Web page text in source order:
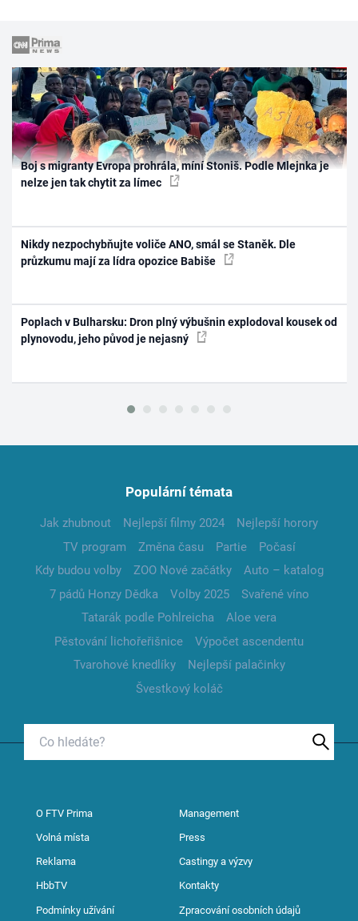
Boj s migranty Evropa prohrála, míní Stoniš. Podle Mlejnka je
nelze jen tak chytit za límec
Nikdy nezpochybňujte voliče ANO, smál se Staněk. Dle
průzkumu mají za lídra opozice Babiše
Poplach v Bulharsku: Dron plný výbušnin explodoval kousek od
plynovodu, jeho původ je nejasný
Populární témata
Jak zhubnout Nejlepší filmy 2024
Nejlepší horory
TV program
Změna času Partie
Počasí
Kdy budou volby
ZOO Nové začátky
Auto – katalog
7 pádů Honzy Dědka
Volby 2025
Svařené víno
Tatarák podle Pohlreicha
Aloe vera
Pěstování lichořeřišnice
Výpočet ascendentu
Tvarohové knedlíky
Nejlepší palačinky
Švestkový koláč
O FTV Prima Management
Volná místa Press
Reklama Castingy a výzvy
HbbTV Kontakty
Podmínky užívání Zpracování osobních údajů